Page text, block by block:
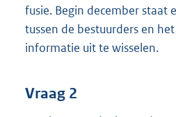
fusie. Begin december staat
tussen de bestuurders en
informatie uit te wisselen.
Vraag 2